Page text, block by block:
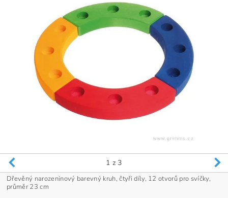
1 z 3
Dřevěný narozeninový barevný kruh, čtyři díly, 12 otvorů pro svíčky,
průměr 23 cm